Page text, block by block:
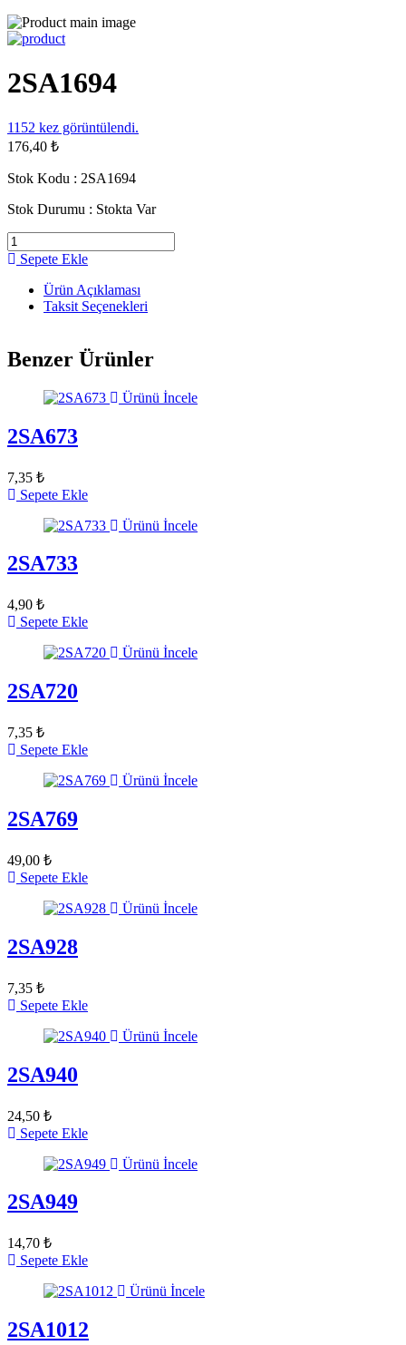
2SA1694
1152 kez görüntülendi.
176,40 ₺
Stok Kodu : 2SA1694
Stok Durumu : Stokta Var
Sepete Ekle
Ürün Açıklaması
Taksit Seçenekleri
Benzer Ürünler
Ürünü İncele
2SA673
7,35 ₺
Sepete Ekle
Ürünü İncele
2SA733
4,90 ₺
Sepete Ekle
Ürünü İncele
2SA720
7,35 ₺
Sepete Ekle
Ürünü İncele
2SA769
49,00 ₺
Sepete Ekle
Ürünü İncele
2SA928
7,35 ₺
Sepete Ekle
Ürünü İncele
2SA940
24,50 ₺
Sepete Ekle
Ürünü İncele
2SA949
14,70 ₺
Sepete Ekle
Ürünü İncele
2SA1012